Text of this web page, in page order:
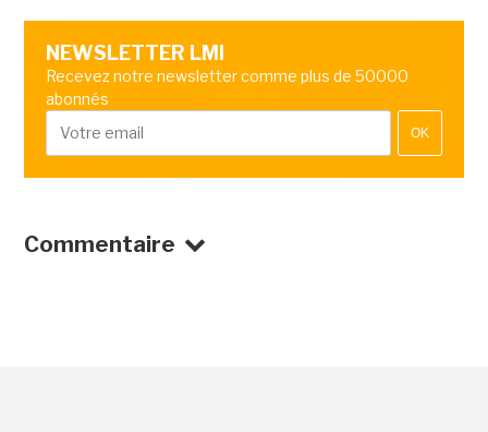
NEWSLETTER LMI
Recevez notre newsletter comme plus de 50000
abonnés
OK
Commentaire